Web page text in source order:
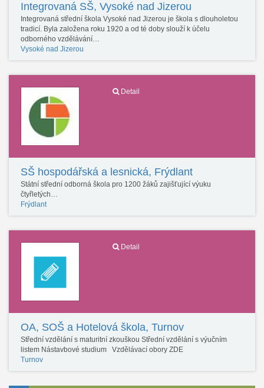
Integrovaná SŠ, Vysoké nad Jizerou
Integrovaná střední škola Vysoké nad Jizerou je škola s dlouholetou
tradicí. Byla založena roku 1920 a od té doby slouží k účelu
odborného vzdělávání…
Vysoké nad Jizerou
Detail
SŠ hospodářská a lesnická, Frýdlant
Státní střední odborná škola pro 1200 žáků zajišťující výuku
čtyřletých…
Frýdlant
Detail
OA, SOŠ a Hotelová škola, Turnov
Střední vzdělání s maturitní zkouškou Střední vzdělání s výučním
listem Nástavbové studium Vzdělávací obory ZDE
Turnov